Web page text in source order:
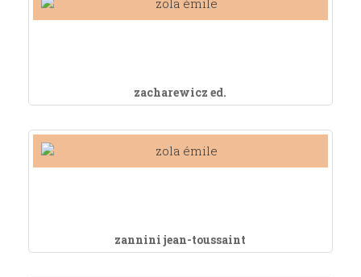
zacharewicz ed.
zannini jean-toussaint